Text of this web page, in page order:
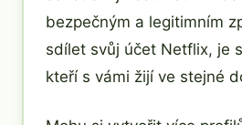
bezpečným a legitimním
sdílet svůj účet Netflix, je
kteří s vámi žijí ve stejné